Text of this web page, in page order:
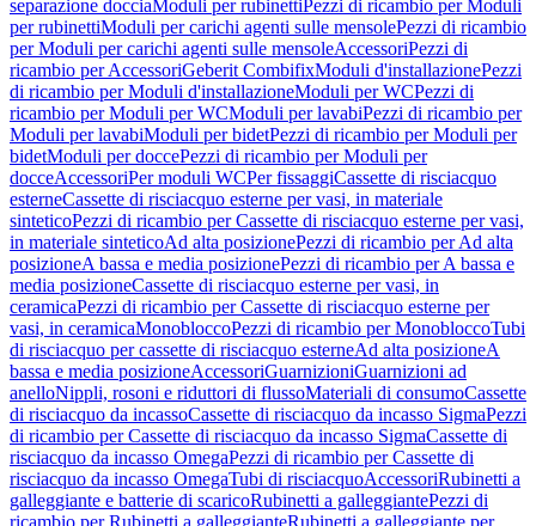
separazione docciaModuli per rubinettiPezzi di ricambio per Moduli
per rubinettiModuli per carichi agenti sulle mensolePezzi di ricambio
per Moduli per carichi agenti sulle mensoleAccessoriPezzi di
ricambio per AccessoriGeberit CombifixModuli d'installazionePezzi
di ricambio per Moduli d'installazioneModuli per WCPezzi di
ricambio per Moduli per WCModuli per lavabiPezzi di ricambio per
Moduli per lavabiModuli per bidetPezzi di ricambio per Moduli per
bidetModuli per doccePezzi di ricambio per Moduli per
docceAccessoriPer moduli WCPer fissaggiCassette di risciacquo
esterneCassette di risciacquo esterne per vasi, in materiale
sinteticoPezzi di ricambio per Cassette di risciacquo esterne per vasi,
in materiale sinteticoAd alta posizionePezzi di ricambio per Ad alta
posizioneA bassa e media posizionePezzi di ricambio per A bassa e
media posizioneCassette di risciacquo esterne per vasi, in
ceramicaPezzi di ricambio per Cassette di risciacquo esterne per
vasi, in ceramicaMonobloccoPezzi di ricambio per MonobloccoTubi
di risciacquo per cassette di risciacquo esterneAd alta posizioneA
bassa e media posizioneAccessoriGuarnizioniGuarnizioni ad
anelloNippli, rosoni e riduttori di flussoMateriali di consumoCassette
di risciacquo da incassoCassette di risciacquo da incasso SigmaPezzi
di ricambio per Cassette di risciacquo da incasso SigmaCassette di
risciacquo da incasso OmegaPezzi di ricambio per Cassette di
risciacquo da incasso OmegaTubi di risciacquoAccessoriRubinetti a
galleggiante e batterie di scaricoRubinetti a galleggiantePezzi di
ricambio per Rubinetti a galleggianteRubinetti a galleggiante per